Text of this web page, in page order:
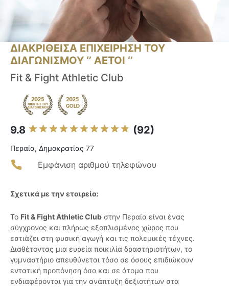
ΔΙΑΚΡΙΘΕΙΣΑ ΕΠΙΧΕΙΡΗΣΗ ΤΟΥ
ΔΙΑΓΩΝΙΣΜΟΥ ‘’ ΑΕΤΟΙ ‘’
Fit & Fight Athletic Club
9.8 (92)
Περαία, Δημοκρατίας 77
Εμφάνιση αριθμού τηλεφώνου
Σχετικά με την εταιρεία:
Το Fit & Fight Athletic Club στην Περαία είναι ένας
σύγχρονος και πλήρως εξοπλισμένος χώρος που
εστιάζει στη φυσική αγωγή και τις πολεμικές τέχνες.
Διαθέτοντας μια ευρεία ποικιλία δραστηριοτήτων, το
γυμναστήριο απευθύνεται τόσο σε όσους επιδιώκουν
εντατική προπόνηση όσο και σε άτομα που
ενδιαφέρονται για την ανάπτυξη δεξιοτήτων στα